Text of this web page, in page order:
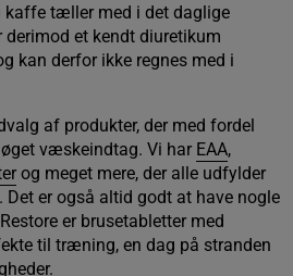
kaffe tæller med i det daglige
et kendt diuretikum
kan derfor ikke regnes med i
af produkter, der med fordel
væskeindtag. Vi har EAA,
og meget mere, der alle udfylder
er også altid godt at have nogle
er brusetabletter med
til træning, en dag på stranden